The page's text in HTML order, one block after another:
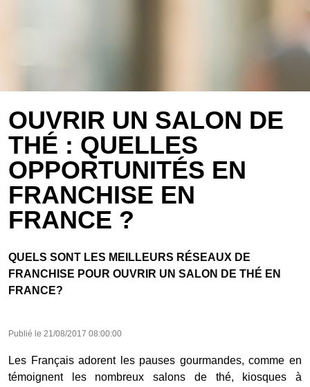
OUVRIR UN SALON DE
THÉ : QUELLES
OPPORTUNITÉS EN
FRANCHISE EN
FRANCE ?
QUELS SONT LES MEILLEURS RÉSEAUX DE
FRANCHISE POUR OUVRIR UN SALON DE THÉ EN
FRANCE?
Publié le 21/08/2017 08:00:00
Les Français adorent les pauses gourmandes, comme en
témoignent les nombreux salons de thé, kiosques à